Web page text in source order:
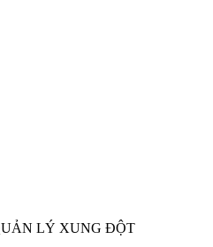
LÝ XUNG ĐỘT